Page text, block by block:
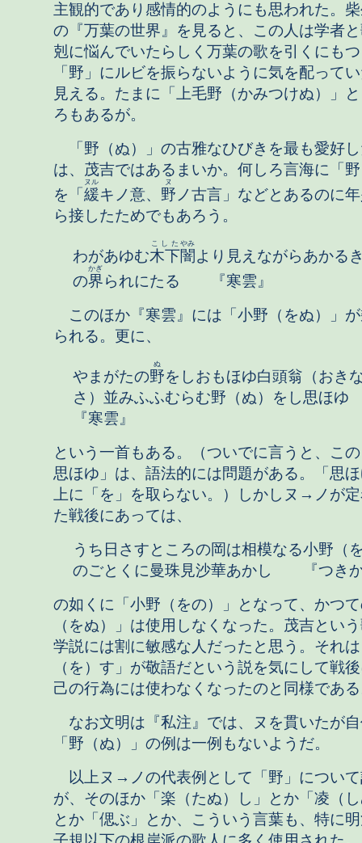
主観的であり感情的のようにも思われた。
の『万葉の世界』を見ると、この人は学者
剋に悩んでいたらしく万葉の歌を引くにも
「野」にルビを振らないように気を配って
見える。たまに「上毛野（かみつけぬ）」
ろもあるが。
「野（ぬ）」の古雅なひびきを最も愛好
は、茂吉ではあるまいか。何しろ言海に「
を「 緩
ヌル
キノ意、 野
ヌ
ノ古言」などとあるのに
ら接したためでもあろう。
わがあゆむ木下
こした
闇
やみ
より見えながらあかる
の界
かぎ
られにたる 『寒雲』
このほか『寒雲』には「小野（をぬ）」
られる。更に、
やまがたの野
ぬ
をしおもほゆ白頭翁（おき
さ）並みふふむらむ野（ぬ）をし思
『寒雲』
という一首もある。（ついでに言うと、こ
思ほゆ」は、語法的には問題がある。「思
上に「を」を取らない。）しかしヌ→ノが
た戦後にあっては、
うち日さすところの岡は相模なる小野（
のごとくに曼珠見沙華あかし 『つき
の如くに「小野（をの）」となって、かつ
（をぬ）」は使用しなくなった。茂吉とい
学説には割に敏感な人だったと思う。それ
（を）す」が敬語だという説を気にして戦
己の行為には使わなくなったのと同様であ
なお文明は『私注』では、ヌを貫いたが
「野（ぬ）」の例は一例もないようだ。
以上ヌ→ノの代表例として「野」につい
が、そのほか「楽（たぬ）し」とか「凌（
とか「偲ぶ」とか、こういう言葉も、特に